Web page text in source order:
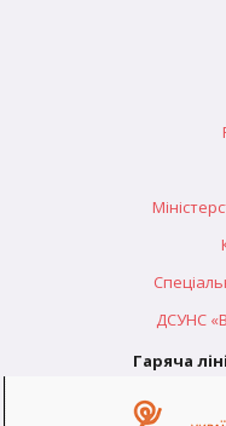
ДСУНС
Гаряча